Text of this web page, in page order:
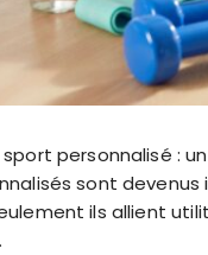
personnalisé :
sont
ils allient